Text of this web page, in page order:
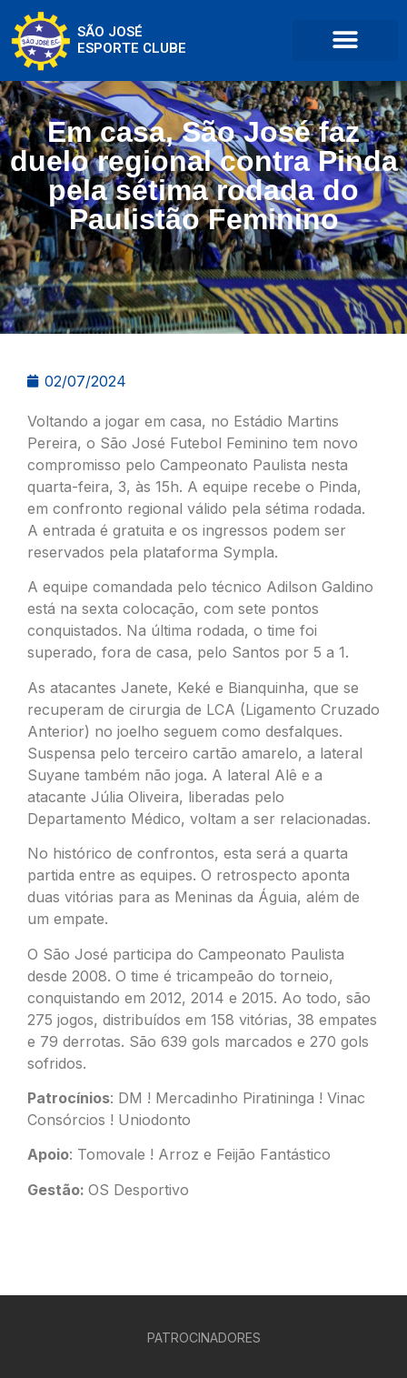
SÃO JOSÉ
ESPORTE CLUBE
Em casa, São José faz
duelo regional contra Pinda
pela sétima rodada do
Paulistão Feminino
02/07/2024
Voltando a jogar em casa, no Estádio Martins
Pereira, o São José Futebol Feminino tem novo
compromisso pelo Campeonato Paulista nesta
quarta-feira, 3, às 15h. A equipe recebe o Pinda,
em confronto regional válido pela sétima rodada.
A entrada é gratuita e os ingressos podem ser
reservados pela plataforma Sympla.
A equipe comandada pelo técnico Adilson Galdino
está na sexta colocação, com sete pontos
conquistados. Na última rodada, o time foi
superado, fora de casa, pelo Santos por 5 a 1.
As atacantes Janete, Keké e Bianquinha, que se
recuperam de cirurgia de LCA (Ligamento Cruzado
Anterior) no joelho seguem como desfalques.
Suspensa pelo terceiro cartão amarelo, a lateral
Suyane também não joga. A lateral Alê e a
atacante Júlia Oliveira, liberadas pelo
Departamento Médico, voltam a ser relacionadas.
No histórico de confrontos, esta será a quarta
partida entre as equipes. O retrospecto aponta
duas vitórias para as Meninas da Águia, além de
um empate.
O São José participa do Campeonato Paulista
desde 2008. O time é tricampeão do torneio,
conquistando em 2012, 2014 e 2015. Ao todo, são
275 jogos, distribuídos em 158 vitórias, 38 empates
e 79 derrotas. São 639 gols marcados e 270 gols
sofridos.
Patrocínios: DM ! Mercadinho Piratininga ! Vinac
Consórcios ! Uniodonto
Apoio: Tomovale ! Arroz e Feijão Fantástico
Gestão: OS Desportivo
PATROCINADORES